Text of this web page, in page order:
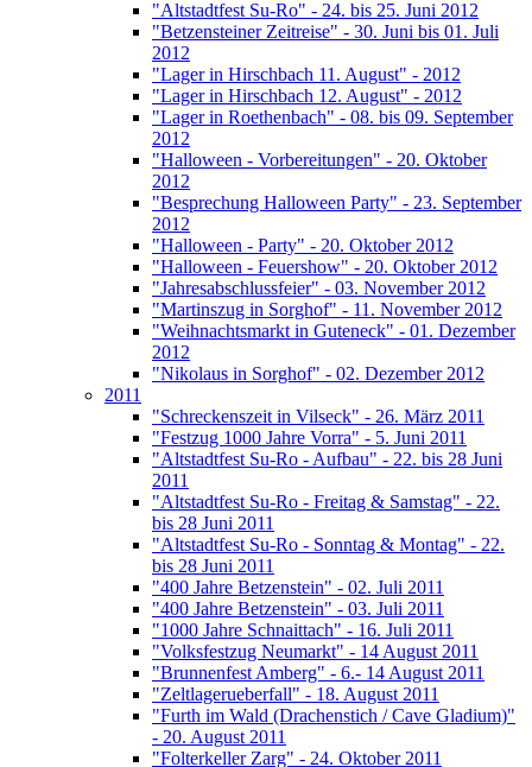
"Altstadtfest Su-Ro" - 24. bis 25. Juni 2012
"Betzensteiner Zeitreise" - 30. Juni bis 01. Juli
2012
"Lager in Hirschbach 11. August" - 2012
"Lager in Hirschbach 12. August" - 2012
"Lager in Roethenbach" - 08. bis 09. September
2012
"Halloween - Vorbereitungen" - 20. Oktober
2012
"Besprechung Halloween Party" - 23. September
2012
"Halloween - Party" - 20. Oktober 2012
"Halloween - Feuershow" - 20. Oktober 2012
"Jahresabschlussfeier" - 03. November 2012
"Martinszug in Sorghof" - 11. November 2012
"Weihnachtsmarkt in Guteneck" - 01. Dezember
2012
"Nikolaus in Sorghof" - 02. Dezember 2012
2011
"Schreckenszeit in Vilseck" - 26. März 2011
"Festzug 1000 Jahre Vorra" - 5. Juni 2011
"Altstadtfest Su-Ro - Aufbau" - 22. bis 28 Juni
2011
"Altstadtfest Su-Ro - Freitag & Samstag" - 22.
bis 28 Juni 2011
"Altstadtfest Su-Ro - Sonntag & Montag" - 22.
bis 28 Juni 2011
"400 Jahre Betzenstein" - 02. Juli 2011
"400 Jahre Betzenstein" - 03. Juli 2011
"1000 Jahre Schnaittach" - 16. Juli 2011
"Volksfestzug Neumarkt" - 14 August 2011
"Brunnenfest Amberg" - 6.- 14 August 2011
"Zeltlagerueberfall" - 18. August 2011
"Furth im Wald (Drachenstich / Cave Gladium)"
- 20. August 2011
"Folterkeller Zarg" - 24. Oktober 2011